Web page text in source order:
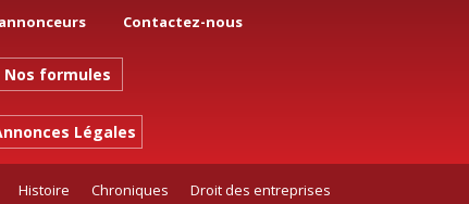
Contactez-nous
Nos formules
Légales
Histoire Chroniques Droit des entreprises